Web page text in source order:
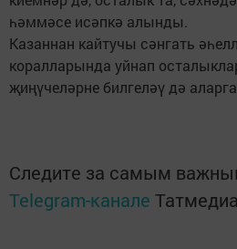
һәммәсе исәпкә алынды.
Казаннан кайтучы сәнгать
коралларында уйнап
җиңүчеләрне билгеләү дә
Следите за самым
Telegram-канале Татмедиа